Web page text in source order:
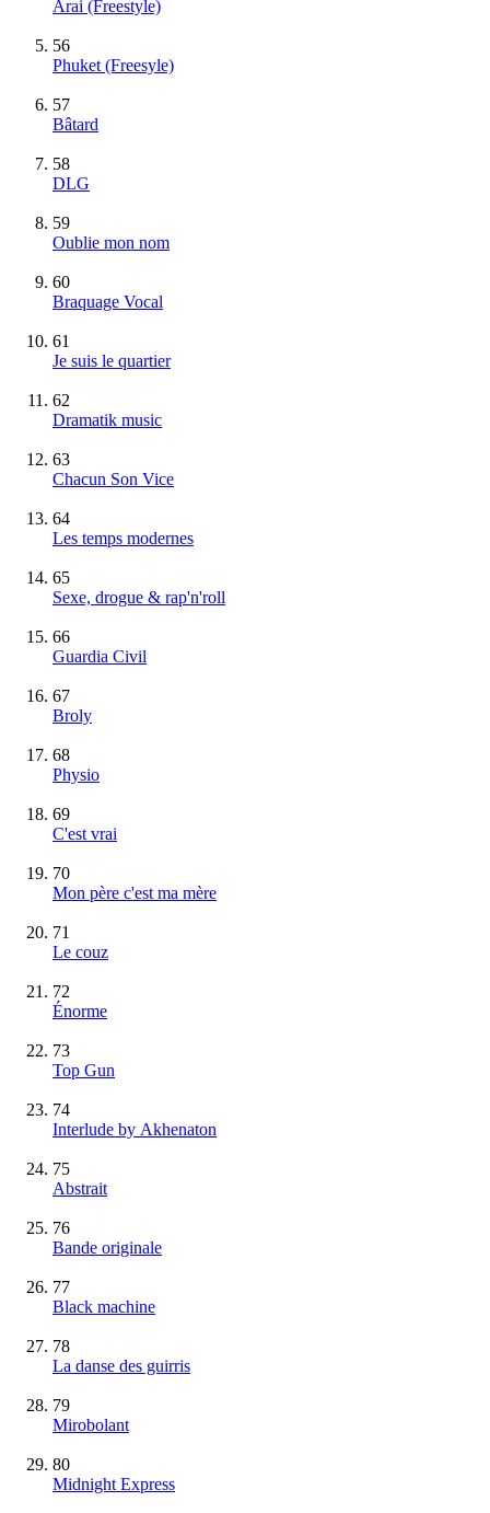
Arai (Freestyle)
56
Phuket (Freesyle)
57
Bâtard
58
DLG
59
Oublie mon nom
60
Braquage Vocal
61
Je suis le quartier
62
Dramatik music
63
Chacun Son Vice
64
Les temps modernes
65
Sexe, drogue & rap'n'roll
66
Guardia Civil
67
Broly
68
Physio
69
C'est vrai
70
Mon père c'est ma mère
71
Le couz
72
Énorme
73
Top Gun
74
Interlude by Akhenaton
75
Abstrait
76
Bande originale
77
Black machine
78
La danse des guirris
79
Mirobolant
80
Midnight Express